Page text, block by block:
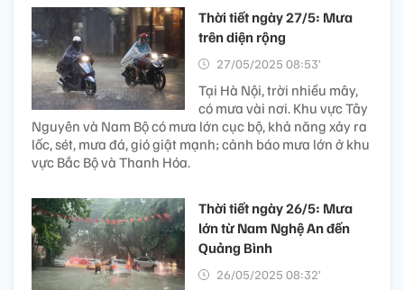
Thời tiết ngày 27/5: Mưa
trên diện rộng
27/05/2025 08:53’
Tại Hà Nội, trời nhiều mây,
có mưa vài nơi. Khu vực Tây
Nguyên và Nam Bộ có mưa lớn cục bộ, khả năng xảy ra
lốc, sét, mưa đá, gió giật mạnh; cảnh báo mưa lớn ở khu
vực Bắc Bộ và Thanh Hóa.
Thời tiết ngày 26/5: Mưa
lớn từ Nam Nghệ An đến
Quảng Bình
26/05/2025 08:32’